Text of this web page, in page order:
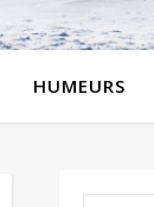
HUMEURS